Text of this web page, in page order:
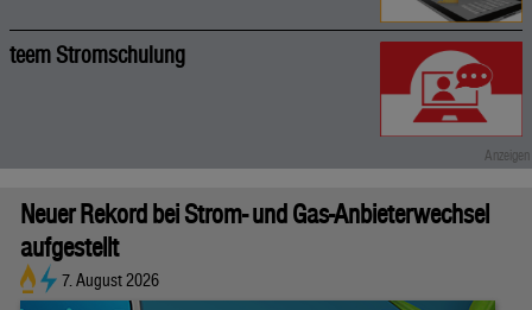
teem Stromschulung
Neuer Rekord bei Strom- und Gas-Anbieterwechsel
aufgestellt
7. August 2026